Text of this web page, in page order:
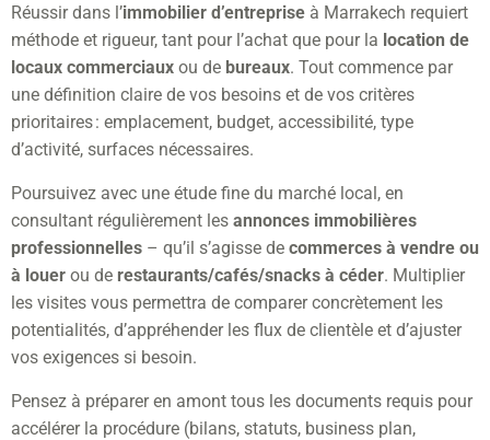
Réussir dans l’immobilier d’entreprise à Marrakech requiert
méthode et rigueur, tant pour l’achat que pour la location de
locaux commerciaux ou de bureaux. Tout commence par
une définition claire de vos besoins et de vos critères
prioritaires : emplacement, budget, accessibilité, type
d’activité, surfaces nécessaires.
Poursuivez avec une étude fine du marché local, en
consultant régulièrement les annonces immobilières
professionnelles – qu’il s’agisse de commerces à vendre ou
à louer ou de restaurants/cafés/snacks à céder. Multiplier
les visites vous permettra de comparer concrètement les
potentialités, d’appréhender les flux de clientèle et d’ajuster
vos exigences si besoin.
Pensez à préparer en amont tous les documents requis pour
accélérer la procédure (bilans, statuts, business plan,